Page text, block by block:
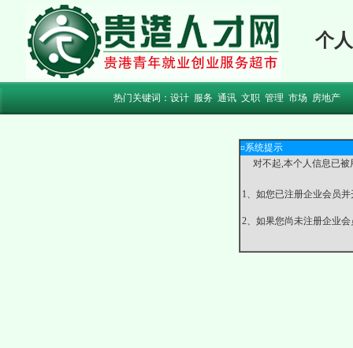
个
热门关键词： 设计 服务 通讯 文职 管理 市场 房地产
¤系统提示
对不起,本个人信息已被
1、如您已注册企业会员
2、如果您尚未注册企业